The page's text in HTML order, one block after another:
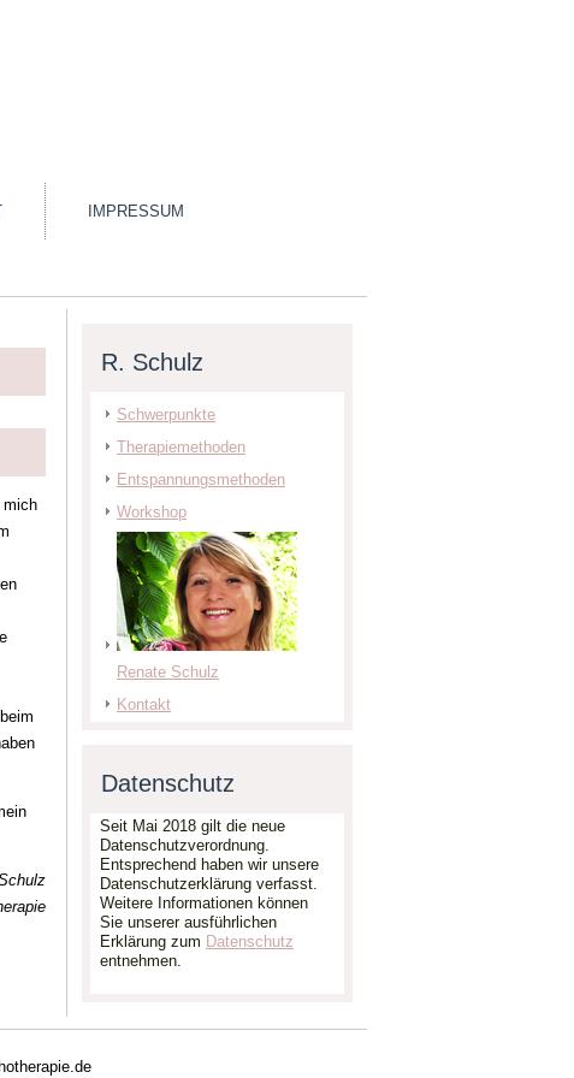
IMPRESSUM
mich
R. Schulz
Schwerpunkte
Therapiemethoden
Entspannungsmethoden
Workshop
Renate Schulz
Kontakt
Datenschutz
Seit Mai 2018 gilt die neue
Datenschutzverordnung.
Entsprechend haben wir unsere
Datenschutzerklärung verfasst.
Weitere Informationen können
Sie unserer ausführlichen
Erklärung zum Datenschutz
entnehmen.